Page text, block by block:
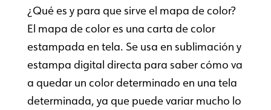
¿Qué es y para que sirve el mapa de color?
El mapa de color es una carta de color
estampada en tela. Se usa en sublimación y
estampa digital directa para saber cómo va
a quedar un color determinado en una tela
determinada, ya que puede variar mucho lo